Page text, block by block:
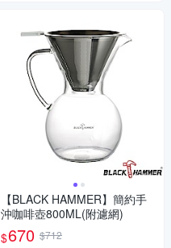
【BLACK HAMMER】簡約手
沖咖啡壺800ML(附濾網)
$670 $712